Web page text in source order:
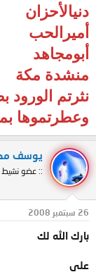
دنيالأحزان
أميرالحب
أبومجاهد
منشدة مكة
نثرتم الورود
وعطرتموها
يوسف
:: عضو نشيط
26 سبتمبر 2008
بارك الله لك
على